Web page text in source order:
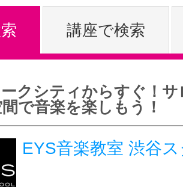
やりたいこ
特集をみる
グッドスク
講座で検索
クシティからすぐ！サ
で音楽を楽しもう！
EYS音楽教室 渋谷